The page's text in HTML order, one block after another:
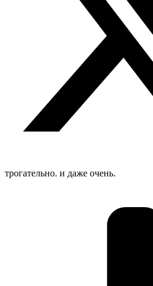
трогательно. и даже очень.